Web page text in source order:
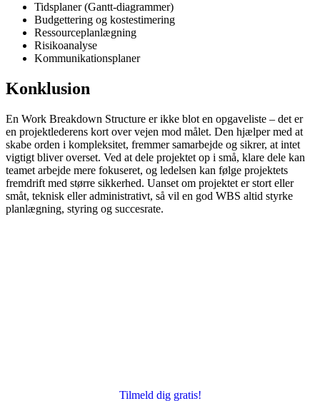
Tidsplaner (Gantt-diagrammer)
Budgettering og kostestimering
Ressourceplanlægning
Risikoanalyse
Kommunikationsplaner
Konklusion
En Work Breakdown Structure er ikke blot en opgaveliste – det er
en projektlederens kort over vejen mod målet. Den hjælper med at
skabe orden i kompleksitet, fremmer samarbejde og sikrer, at intet
vigtigt bliver overset. Ved at dele projektet op i små, klare dele kan
teamet arbejde mere fokuseret, og ledelsen kan følge projektets
fremdrift med større sikkerhed. Uanset om projektet er stort eller
småt, teknisk eller administrativt, så vil en god WBS altid styrke
planlægning, styring og succesrate.
Tilmeld dig gratis!